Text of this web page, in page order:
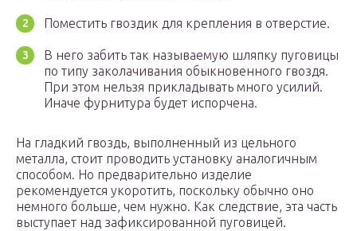
Поместить гвоздик для крепления в отверстие.
В него забить так называемую шляпку пуговицы
по типу заколачивания обыкновенного гвоздя.
При этом нельзя прикладывать много усилий.
Иначе фурнитура будет испорчена.
На гладкий гвоздь, выполненный из цельного
металла, стоит проводить установку аналогичным
способом. Но предварительно изделие
рекомендуется укоротить, поскольку обычно оно
немного больше, чем нужно. Как следствие, эта часть
выступает над зафиксированной пуговицей.